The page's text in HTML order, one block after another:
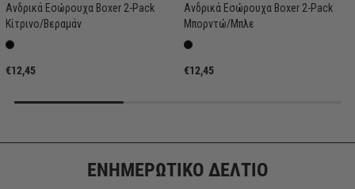
Ανδρικά Εσώρουχα Boxer 2-Pack
Κίτρινο/Βεραμάν
€12,45
Ανδρικά Εσώρουχα Boxer 2-Pack
Μπορντώ/Μπλε
€12,45
ΕΝΗΜΕΡΩΤΙΚΟ ΔΕΛΤΙΟ